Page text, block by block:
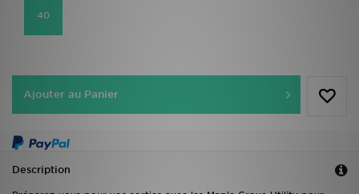
40
Ajouter au Panier
Description
Nos Magasins